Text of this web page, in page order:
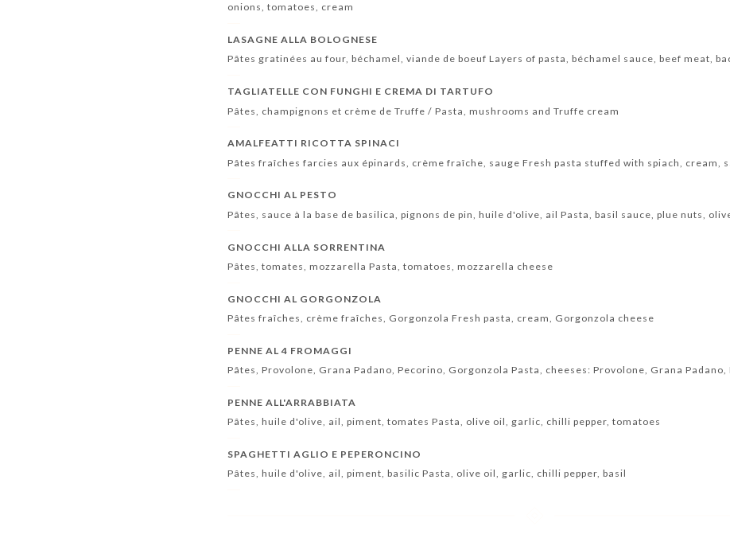
onions, tomatoes, cream
LASAGNE ALLA BOLOGNESE
Pâtes gratinées au four, béchamel, viande de boeuf Layers of pasta, béchamel sauce, beef meat,
TAGLIATELLE CON FUNGHI E CREMA DI TARTUFO
Pâtes, champignons et crème de Truffe / Pasta, mushrooms and Truffe cream
AMALFEATTI RICOTTA SPINACI
Pâtes fraîches farcies aux épinards, crème fraîche, sauge Fresh pasta stuffed with spiach, cream,
GNOCCHI AL PESTO
Pâtes, sauce à la base de basilica, pignons de pin, huile d'olive, ail Pasta, basil sauce, plue nuts,
GNOCCHI ALLA SORRENTINA
Pâtes, tomates, mozzarella Pasta, tomatoes, mozzarella cheese
GNOCCHI AL GORGONZOLA
Pâtes fraîches, crème fraîches, Gorgonzola Fresh pasta, cream, Gorgonzola cheese
PENNE AL 4 FROMAGGI
Pâtes, Provolone, Grana Padano, Pecorino, Gorgonzola Pasta, cheeses: Provolone, Grana
PENNE ALL'ARRABBIATA
Pâtes, huile d'olive, ail, piment, tomates Pasta, olive oil, garlic, chilli pepper, tomatoes
SPAGHETTI AGLIO E PEPERONCINO
Pâtes, huile d'olive, ail, piment, basilic Pasta, olive oil, garlic, chilli pepper, basil